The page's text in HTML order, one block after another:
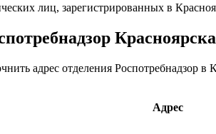
лиц, зарегистрированных в
Красноярска
адрес отделения Роспотребнадзор
Адрес